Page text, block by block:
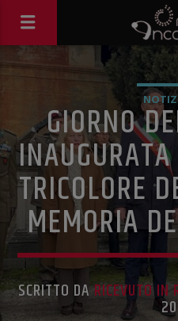
GIORNO
TRICOLORE
MEMORIA
SCRITTO DARICEVUTO IN